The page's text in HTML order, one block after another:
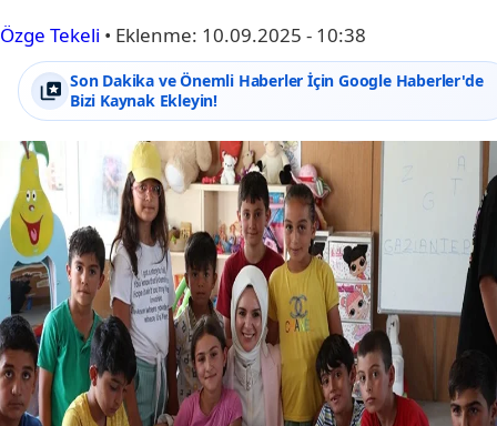
Özge Tekeli • Eklenme: 10.09.2025 - 10:38
Son Dakika ve Önemli Haberler İçin Google Haberler'de
Bizi Kaynak Ekleyin!